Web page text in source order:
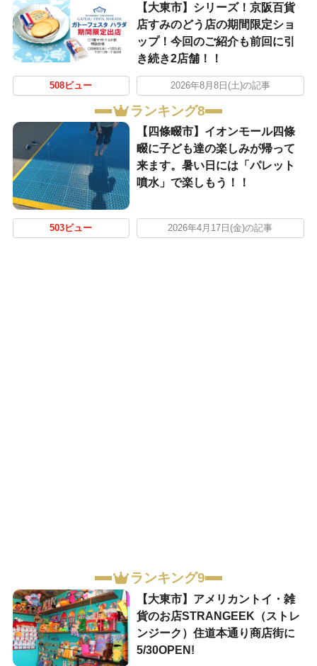
【大東市】シリーズ！京阪百貨
店すみのどう店の期間限定ショ
ップ！今回のご紹介も前回に引
き続き2店舗！！
508ビュー 2026年8月8日(土)の記事
ランキング8
【四條畷市】イオンモール四條
畷に子ども達の楽しみが帰って
来ます。暑い日には「パレット
噴水」で楽しもう！！
503ビュー 2026年4月17日(金)の記事
ランキング9
【大東市】アメリカントイ・雑
貨のお店STRANGEEK（ストレ
ンジーク）住道本通り商店街に
5/30OPEN!